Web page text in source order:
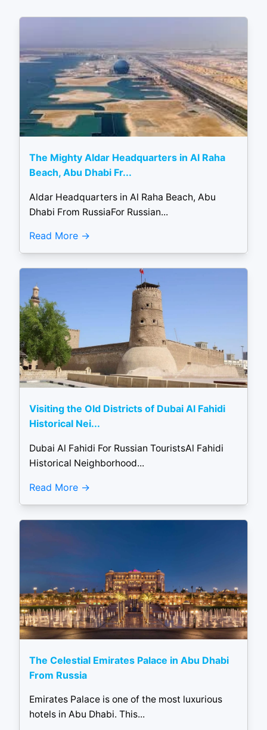
The Mighty Aldar Headquarters in Al Raha
Beach, Abu Dhabi Fr...
Aldar Headquarters in Al Raha Beach, Abu
Dhabi From RussiaFor Russian...
Read More
Visiting the Old Districts of Dubai Al Fahidi
Historical Nei...
Dubai Al Fahidi For Russian TouristsAl Fahidi
Historical Neighborhood...
Read More
The Celestial Emirates Palace in Abu Dhabi
From Russia
Emirates Palace is one of the most luxurious
hotels in Abu Dhabi. This...